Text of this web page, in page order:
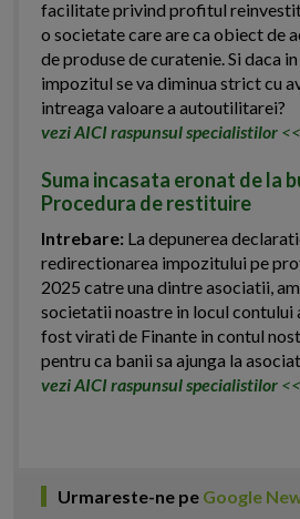
facilitate privind profitul
o societate care are ca obiect de
de produse de curatenie. Si daca
impozitul se va diminua strict cu
intreaga valoare a autoutilitarei?
vezi AICI raspunsul specialistilor <<
Suma incasata eronat de la
Procedura de restituire
Intrebare: La depunerea
redirectionarea impozitului pe
2025 catre una dintre asociatii,
societatii noastre in locul contului
fost virati de Finante in contul
pentru ca banii sa ajunga la
vezi AICI raspunsul specialistilor <<
Urmareste-ne pe Google